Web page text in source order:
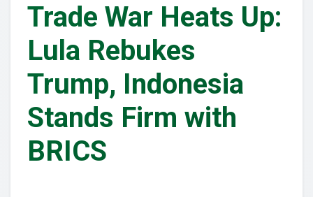
Trade War Heats Up:
Lula Rebukes
Trump, Indonesia
Stands Firm with
BRICS